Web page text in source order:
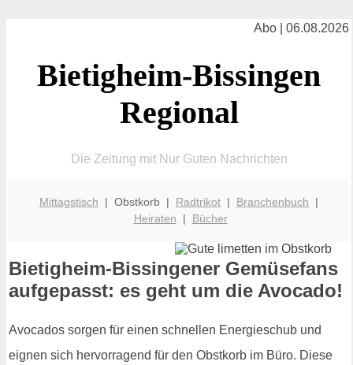
Abo | 06.08.2026
Bietigheim-Bissingen
Regional
Die Zeitung mit Nur Guten Nachrichten
Mittagstisch | Obstkorb | Radtrikot | Branchenbuch |
Heiraten | Bücher
Bietigheim-Bissingener Gemüsefans
aufgepasst: es geht um die Avocado!
Avocados sorgen für einen schnellen Energieschub und
eignen sich hervorragend für den Obstkorb im Büro. Diese